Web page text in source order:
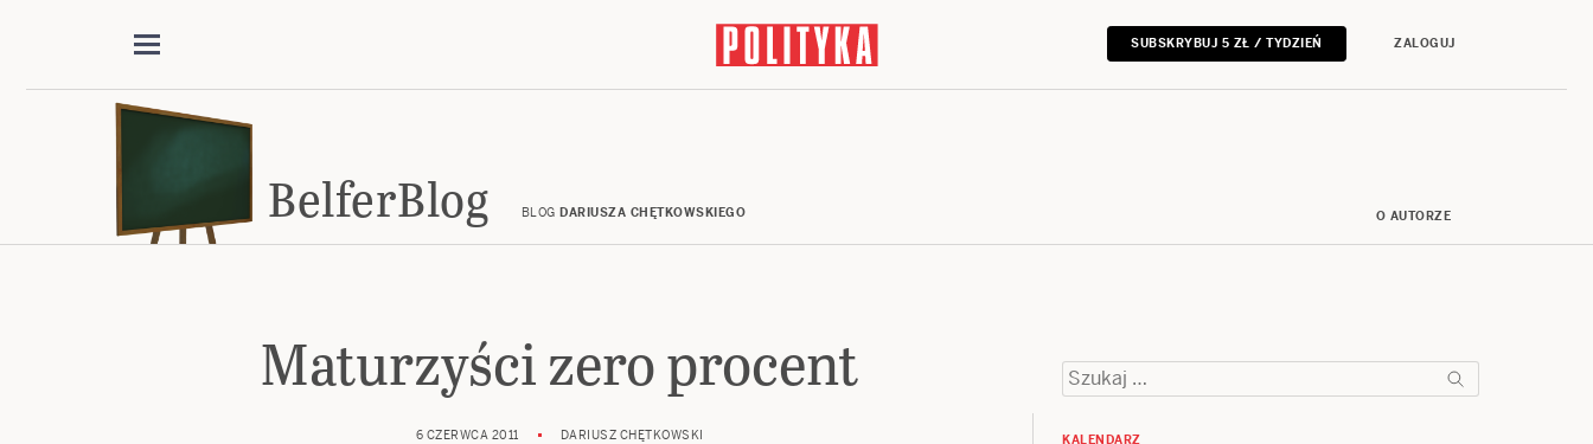
SUBSKRYBUJ 5 ZŁ / TYDZIEŃ ZALOGUJ
BelferBlog BLOG DARIUSZA CHĘTKOWSKIEGO O AUTORZE
Maturzyści zero procent
6 CZERWCA 2011 DARIUSZ CHĘTKOWSKI
Szukaj:
KALENDARZ